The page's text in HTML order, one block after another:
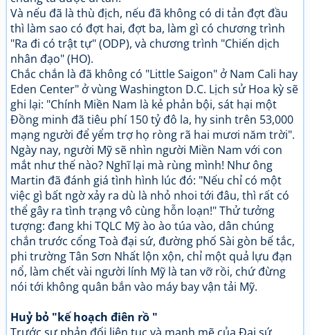
Và nếu đã là thù địch, nếu đã không có di tản đợt đầu
thì làm sao có đợt hai, đợt ba, làm gì có chương trình
"Ra đi có trật tự" (ODP), và chương trình "Chiến dịch
nhân đạo" (HO).
Chắc chắn là đã không có "Little Saigon" ở Nam Cali hay
Eden Center" ở vùng Washington D.C. Lịch sử Hoa kỳ sẽ
ghi lại: "Chính Miền Nam là kẻ phản bội, sát hại một
Đồng minh đã tiêu phí 150 tỷ đô la, hy sinh trên 53,000
mạng người để yểm trợ họ ròng rã hai mươi năm trời".
Ngày nay, người Mỹ sẽ nhìn người Miền Nam với con
mắt như thế nào? Nghĩ lại mà rùng mình! Như ông
Martin đã đánh giá tình hình lúc đó: "Nếu chỉ có một
việc gì bất ngờ xảy ra dù là nhỏ nhoi tới đâu, thì rất có
thể gây ra tình trạng vô cùng hỗn loạn!" Thử tưởng
tượng: đang khi TQLC Mỹ ào ào túa vào, dân chúng
chắn trước cổng Toà đại sứ, đường phố Sài gòn bế tắc,
phi trường Tân Sơn Nhất lộn xộn, chỉ một quả lựu đạn
nổ, làm chết vài người lính Mỹ là tan vỡ rồi, chứ đừng
nói tới không quân bắn vào máy bay vận tải Mỹ.
Huỷ bỏ "kế hoạch điên rồ "